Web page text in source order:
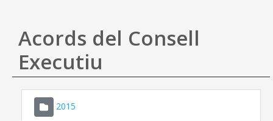
Ajuda
Acords del Consell
Executiu
2015